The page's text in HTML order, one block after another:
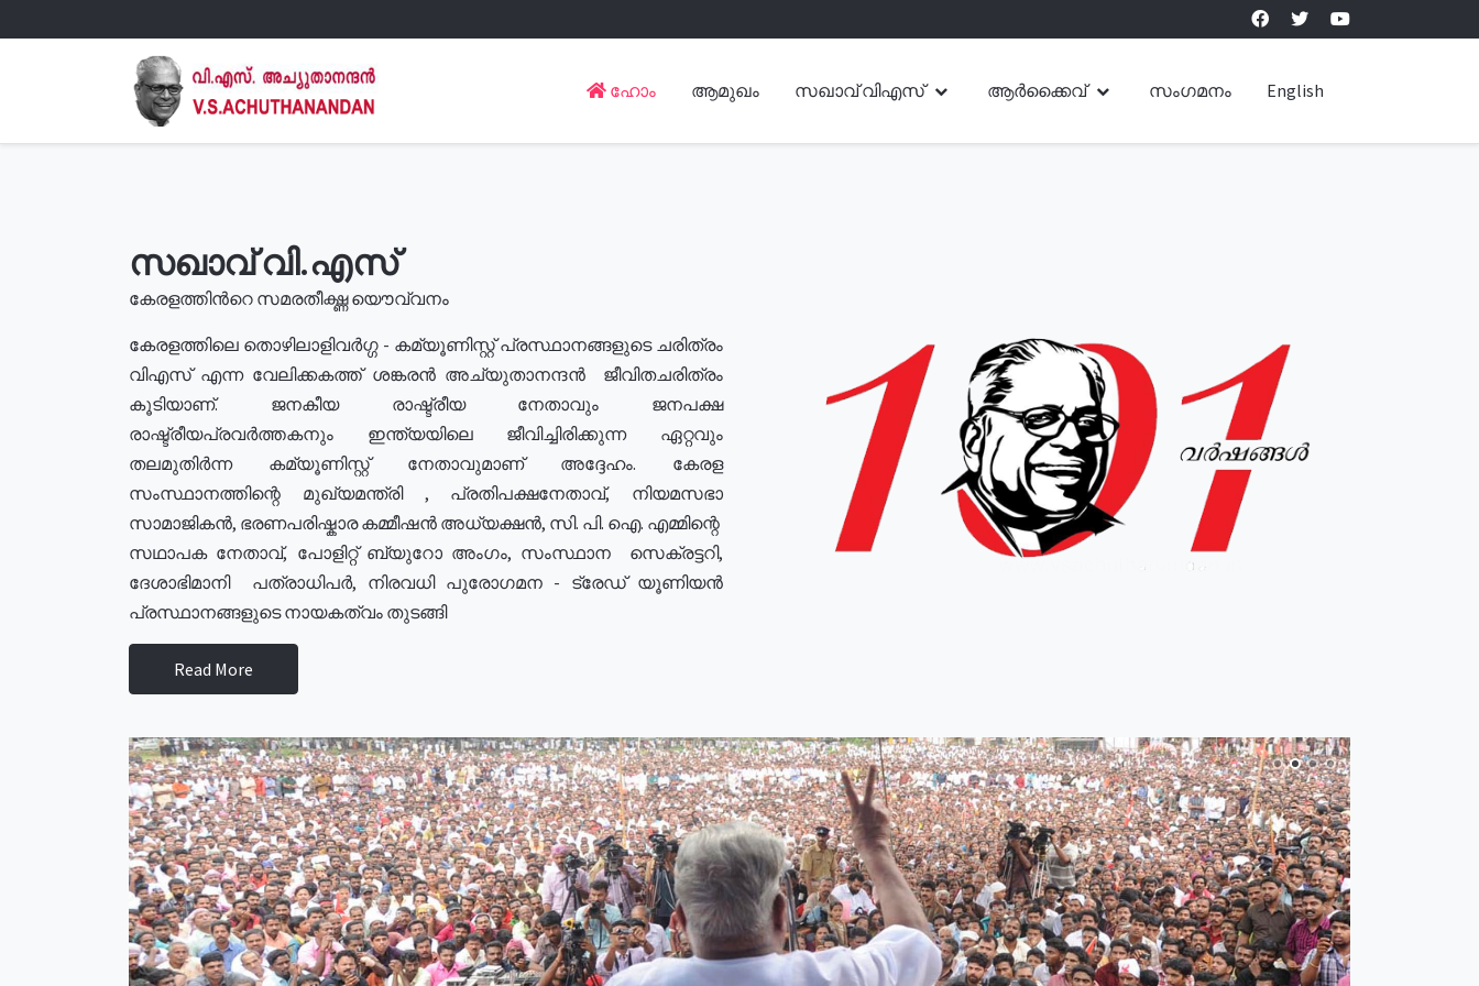
ഹോം ആമുഖം സഖാവ് വിഎസ് ആർക്കൈവ് സംഗമനം English
സഖാവ് വി.എസ്
കേരളത്തിൻറെ സമരതീക്ഷ്ണ യൌവ്വനം
കേരളത്തിലെ തൊഴിലാളിവർഗ്ഗ - കമ്യൂണിസ്റ്റ് പ്രസ്ഥാനങ്ങളുടെ ചരിത്രം
വിഎസ് എന്ന വേലിക്കകത്ത് ശങ്കരൻ അച്യുതാനന്ദൻ ജീവിതചരിത്രം
കൂടിയാണ്. ജനകീയ രാഷ്ട്രീയ നേതാവും ജനപക്ഷ
രാഷ്ട്രീയപ്രവർത്തകനും ഇന്ത്യയിലെ ജീവിച്ചിരിക്കുന്ന ഏറ്റവും
തലമുതിർന്ന കമ്യൂണിസ്റ്റ് നേതാവുമാണ് അദ്ദേഹം. കേരള
സംസ്ഥാനത്തിന്റെ മുഖ്യമന്ത്രി , പ്രതിപക്ഷനേതാവ്, നിയമസഭാ
സാമാജികൻ, ഭരണപരിഷ്കാര കമ്മീഷൻ അധ്യക്ഷൻ, സി. പി. ഐ. എമ്മിന്റെ
സഥാപക നേതാവ്, പോളിറ്റ് ബ്യുറോ അംഗം, സംസ്ഥാന സെക്രട്ടറി,
ദേശാഭിമാനി പത്രാധിപർ, നിരവധി പുരോഗമന - ട്രേഡ് യൂണിയൻ
പ്രസ്ഥാനങ്ങളുടെ നായകത്വം തുടങ്ങി
Read More